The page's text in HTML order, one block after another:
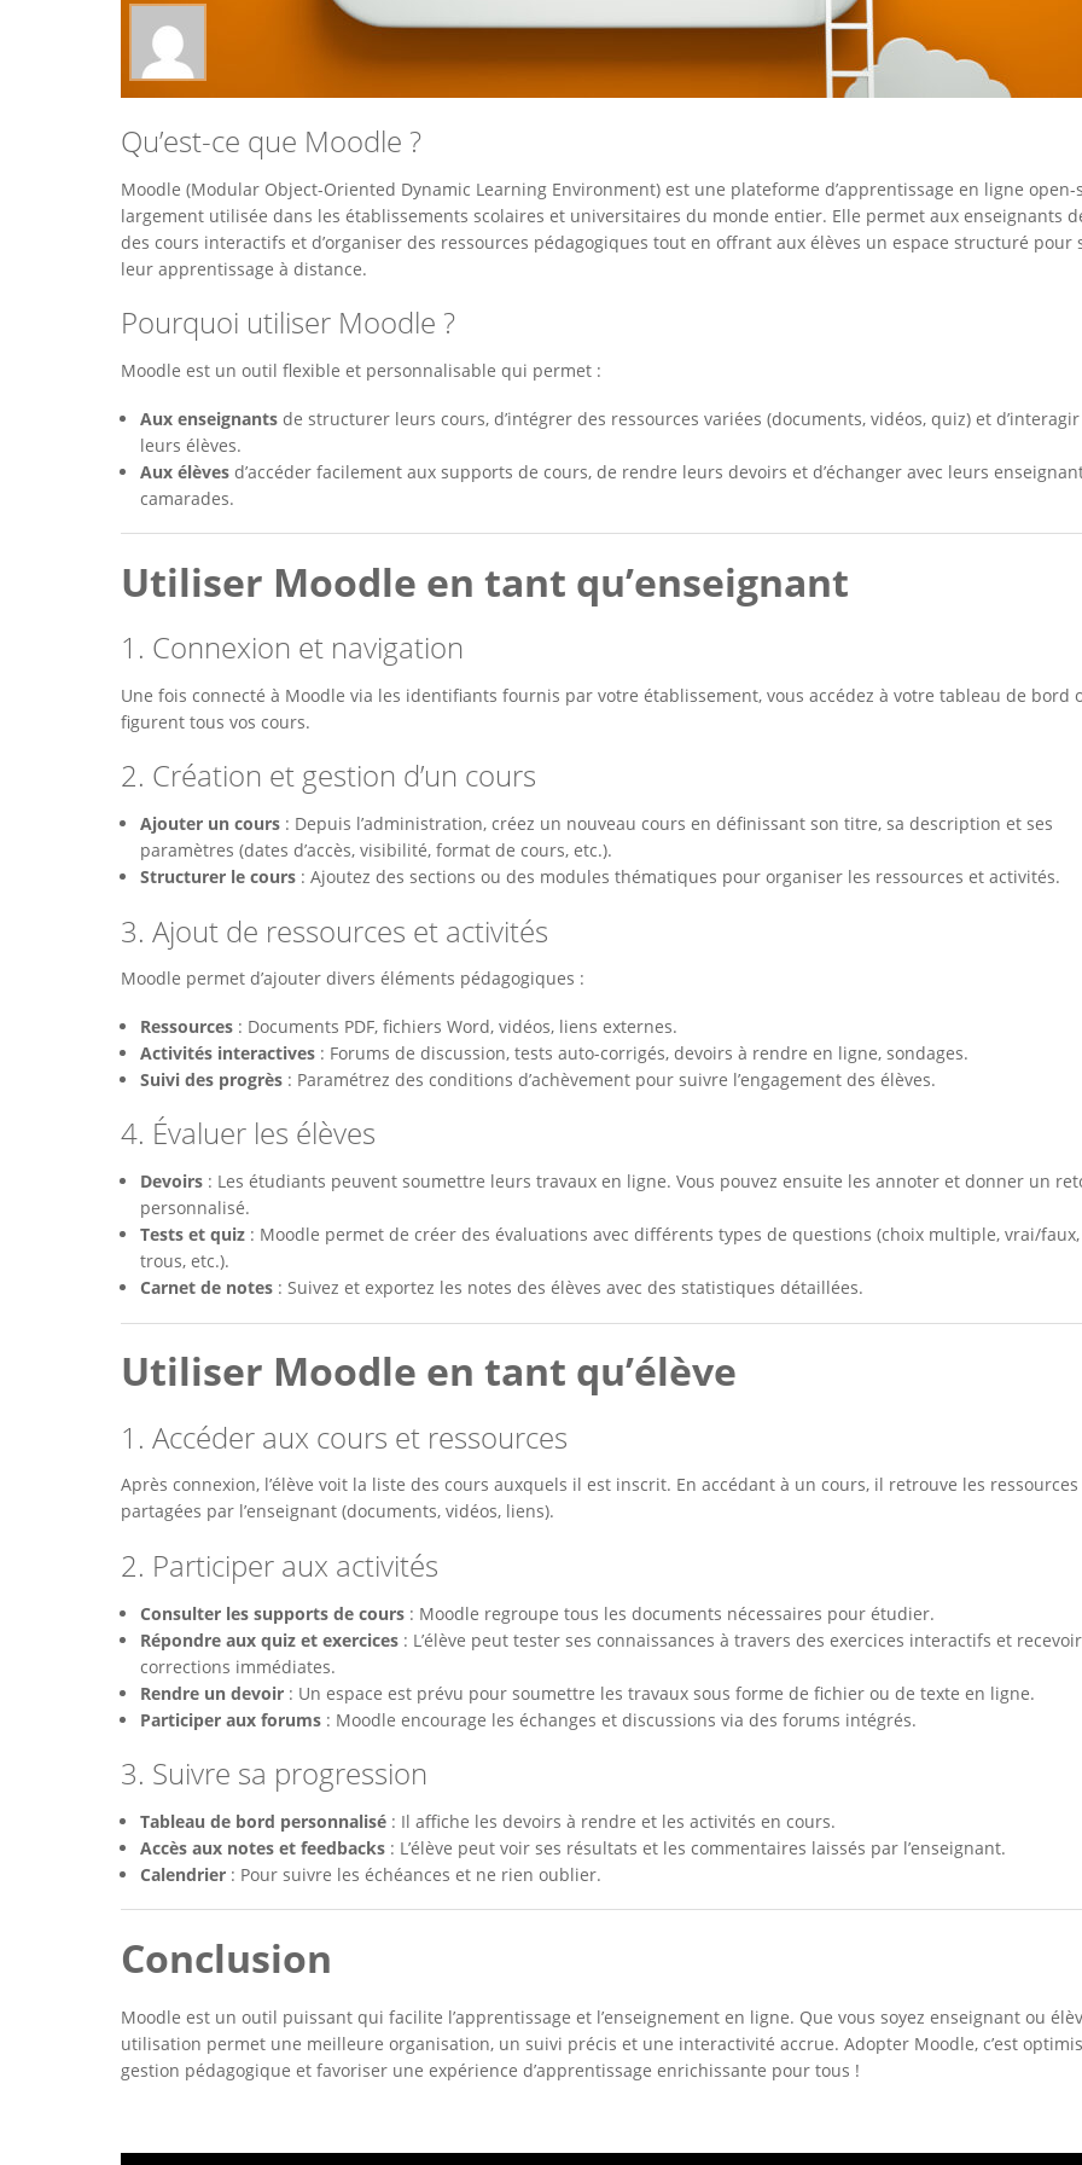
Qu’est-ce que Moodle ?
Moodle (Modular Object-Oriented Dynamic Learning Environment) est une plateforme d’apprentissage en ligne open-
largement utilisée dans les établissements scolaires et universitaires du monde entier. Elle permet aux enseignants
des cours interactifs et d’organiser des ressources pédagogiques tout en offrant aux élèves un espace structuré pour
leur apprentissage à distance.
Pourquoi utiliser Moodle ?
Moodle est un outil flexible et personnalisable qui permet :
Aux enseignantsde structurer leurs cours, d’intégrer des ressources variées (documents, vidéos, quiz) et d’interagir
leurs élèves.
Aux élèvesd’accéder facilement aux supports de cours, de rendre leurs devoirs et d’échanger avec leurs
camarades.
Utiliser Moodle en tant qu’enseignant
1. Connexion et navigation
Une fois connecté à Moodle via les identifiants fournis par votre établissement, vous accédez à votre tableau de bord
figurent tous vos cours.
2. Création et gestion d’un cours
Ajouter un cours: Depuis l’administration, créez un nouveau cours en définissant son titre, sa description et ses
paramètres (dates d’accès, visibilité, format de cours, etc.).
Structurer le cours: Ajoutez des sections ou des modules thématiques pour organiser les ressources et activités.
3. Ajout de ressources et activités
Moodle permet d’ajouter divers éléments pédagogiques :
Ressources: Documents PDF, fichiers Word, vidéos, liens externes.
Activités interactives: Forums de discussion, tests auto-corrigés, devoirs à rendre en ligne, sondages.
Suivi des progrès: Paramétrez des conditions d’achèvement pour suivre l’engagement des élèves.
4. Évaluer les élèves
Devoirs: Les étudiants peuvent soumettre leurs travaux en ligne. Vous pouvez ensuite les annoter et donner un
personnalisé.
Tests et quiz: Moodle permet de créer des évaluations avec différents types de questions (choix multiple, vrai/faux,
trous, etc.).
Carnet de notes: Suivez et exportez les notes des élèves avec des statistiques détaillées.
Utiliser Moodle en tant qu’élève
1. Accéder aux cours et ressources
Après connexion, l’élève voit la liste des cours auxquels il est inscrit. En accédant à un cours, il retrouve les ressources
partagées par l’enseignant (documents, vidéos, liens).
2. Participer aux activités
Consulter les supports de cours: Moodle regroupe tous les documents nécessaires pour étudier.
Répondre aux quiz et exercices: L’élève peut tester ses connaissances à travers des exercices interactifs et
corrections immédiates.
Rendre un devoir: Un espace est prévu pour soumettre les travaux sous forme de fichier ou de texte en ligne.
Participer aux forums: Moodle encourage les échanges et discussions via des forums intégrés.
3. Suivre sa progression
Tableau de bord personnalisé: Il affiche les devoirs à rendre et les activités en cours.
Accès aux notes et feedbacks: L’élève peut voir ses résultats et les commentaires laissés par l’enseignant.
Calendrier: Pour suivre les échéances et ne rien oublier.
Conclusion
Moodle est un outil puissant qui facilite l’apprentissage et l’enseignement en ligne. Que vous soyez enseignant ou
utilisation permet une meilleure organisation, un suivi précis et une interactivité accrue. Adopter Moodle, c’est
gestion pédagogique et favoriser une expérience d’apprentissage enrichissante pour tous !